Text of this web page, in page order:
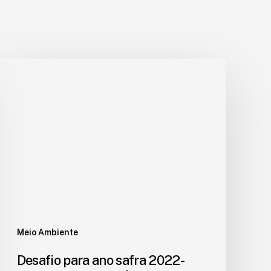
Meio Ambiente
Desafio para ano safra 2022-